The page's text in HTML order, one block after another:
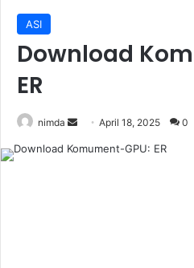
ASI
Download
ER
nimda
SendApril 18, 2025 0